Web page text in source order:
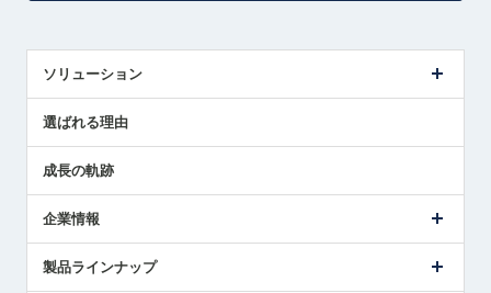
ソリューション
解決策提案
選ばれる理由
成長の軌跡
企業情報
ごあいさつ
製品ラインナップ